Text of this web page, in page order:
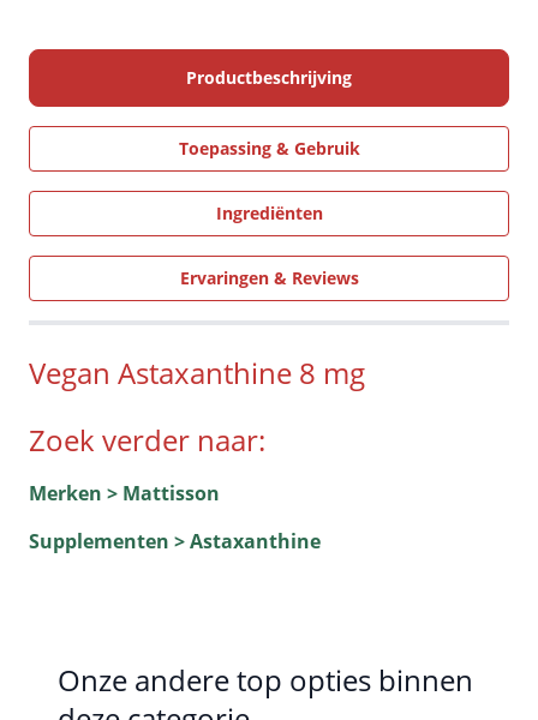
Productbeschrijving
Toepassing & Gebruik
Ingrediënten
Ervaringen & Reviews
Vegan Astaxanthine 8 mg
Zoek verder naar:
Merken > Mattisson
Supplementen > Astaxanthine
Onze andere top opties binnen